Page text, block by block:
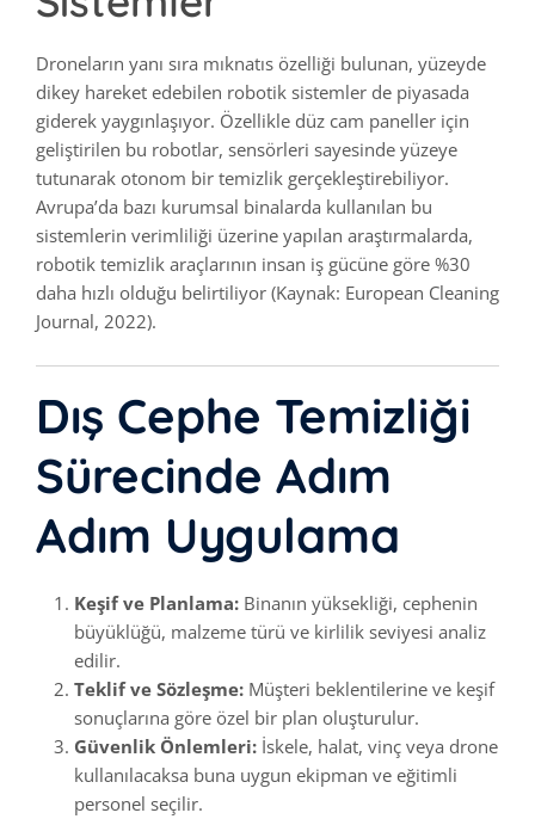
Droneların yanı sıra mıknatıs özelliği bulunan, yüzeyde
dikey hareket edebilen robotik sistemler de piyasada
giderek yaygınlaşıyor. Özellikle düz cam paneller için
geliştirilen bu robotlar, sensörleri sayesinde yüzeye
tutunarak otonom bir temizlik gerçekleştirebiliyor.
Avrupa’da bazı kurumsal binalarda kullanılan bu
sistemlerin verimliliği üzerine yapılan araştırmalarda,
robotik temizlik araçlarının insan iş gücüne göre %30
daha hızlı olduğu belirtiliyor (Kaynak: European Cleaning
Journal, 2022).
Dış Cephe Temizliği
Sürecinde Adım
Adım Uygulama
Keşif ve Planlama: Binanın yüksekliği, cephenin
büyüklüğü, malzeme türü ve kirlilik seviyesi analiz
edilir.
Teklif ve Sözleşme: Müşteri beklentilerine ve keşif
sonuçlarına göre özel bir plan oluşturulur.
Güvenlik Önlemleri: İskele, halat, vinç veya drone
kullanılacaksa buna uygun ekipman ve eğitimli
personel seçilir.